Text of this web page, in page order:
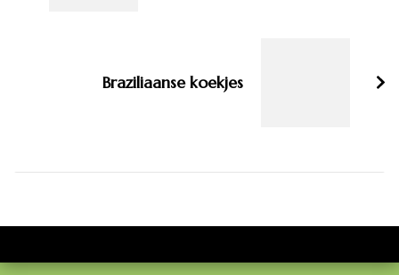
Braziliaanse koekjes